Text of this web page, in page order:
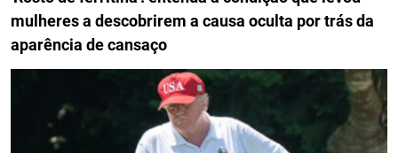
mulheres a descobrirem a causa oculta por trás da
aparência de cansaço